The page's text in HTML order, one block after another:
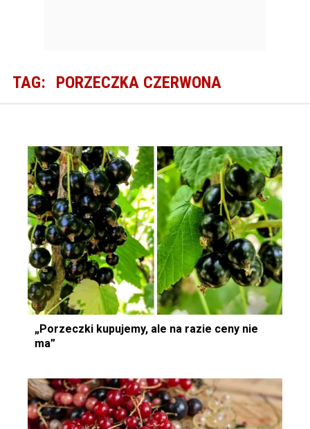
TAG: PORZECZKA CZERWONA
„Porzeczki kupujemy, ale na razie ceny nie
ma”